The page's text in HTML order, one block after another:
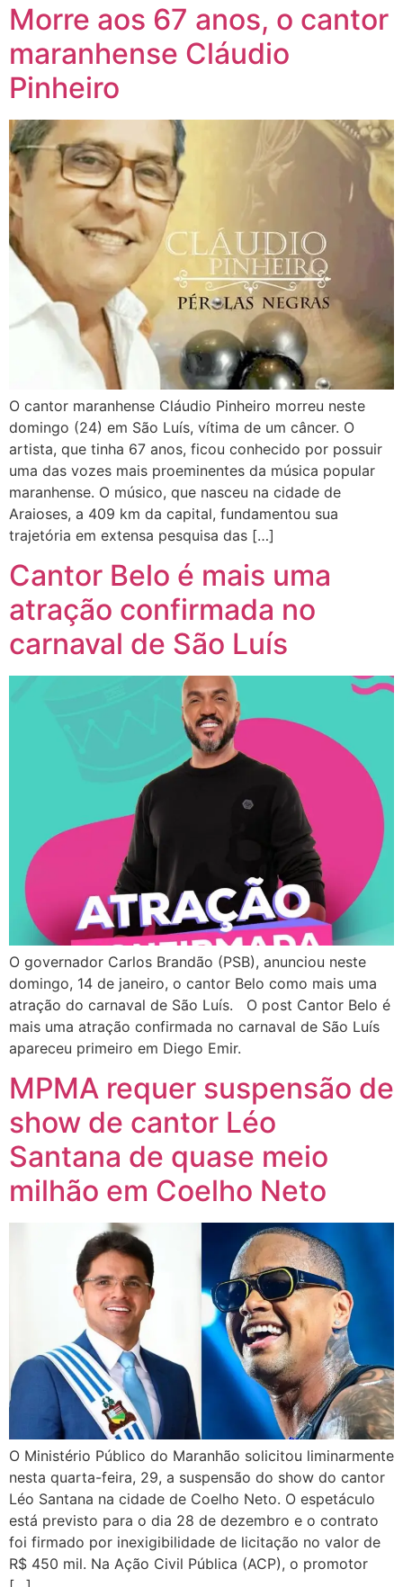
Morre aos 67 anos, o cantor
maranhense Cláudio
Pinheiro
O cantor maranhense Cláudio Pinheiro morreu neste
domingo (24) em São Luís, vítima de um câncer. O
artista, que tinha 67 anos, ficou conhecido por possuir
uma das vozes mais proeminentes da música popular
maranhense. O músico, que nasceu na cidade de
Araioses, a 409 km da capital, fundamentou sua
trajetória em extensa pesquisa das […]
Cantor Belo é mais uma
atração confirmada no
carnaval de São Luís
O governador Carlos Brandão (PSB), anunciou neste
domingo, 14 de janeiro, o cantor Belo como mais uma
atração do carnaval de São Luís. O post Cantor Belo é
mais uma atração confirmada no carnaval de São Luís
apareceu primeiro em Diego Emir.
MPMA requer suspensão de
show de cantor Léo
Santana de quase meio
milhão em Coelho Neto
O Ministério Público do Maranhão solicitou liminarmente
nesta quarta-feira, 29, a suspensão do show do cantor
Léo Santana na cidade de Coelho Neto. O espetáculo
está previsto para o dia 28 de dezembro e o contrato
foi firmado por inexigibilidade de licitação no valor de
R$ 450 mil. Na Ação Civil Pública (ACP), o promotor